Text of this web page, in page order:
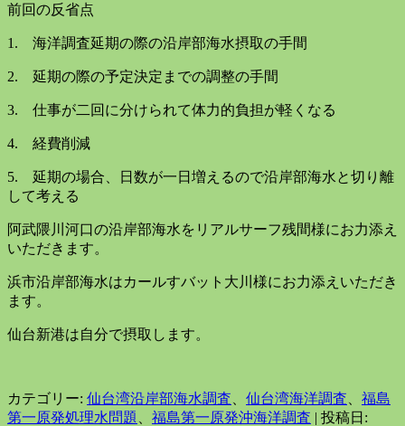
前回の反省点
1. 海洋調査延期の際の沿岸部海水摂取の手間
2. 延期の際の予定決定までの調整の手間
3. 仕事が二回に分けられて体力的負担が軽くなる
4. 経費削減
5. 延期の場合、日数が一日増えるので沿岸部海水と切り離
して考える
阿武隈川河口の沿岸部海水をリアルサーフ残間様にお力添え
いただきます。
浜市沿岸部海水はカールすバット大川様にお力添えいただき
ます。
仙台新港は自分で摂取します。
カテゴリー: 仙台湾沿岸部海水調査 仙台湾海洋調査
福島
第一原発処理水問題
福島第一原発沖海洋調査 | 投稿日: